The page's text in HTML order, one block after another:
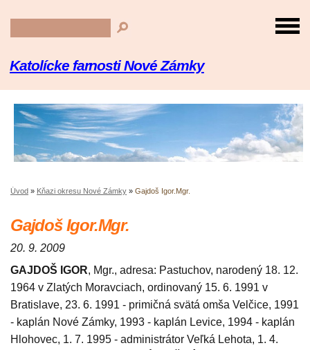
Katolícke farnosti Nové Zámky
Úvod » Kňazi okresu Nové Zámky » Gajdoš Igor.Mgr.
Gajdoš Igor.Mgr.
20. 9. 2009
GAJDOŠ IGOR, Mgr., adresa: Pastuchov, narodený 18. 12.
1964 v Zlatých Moravciach, ordinovaný 15. 6. 1991 v
Bratislave, 23. 6. 1991 - primičná svätá omša Velčice, 1991
- kaplán Nové Zámky, 1993 - kaplán Levice, 1994 - kaplán
Hlohovec, 1. 7. 1995 - administrátor Veľká Lehota, 1. 4.